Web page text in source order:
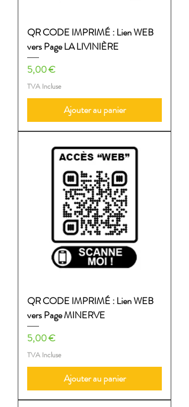
QR CODE IMPRIMÉ : Lien WEB
vers Page LA LIVINIÈRE
Prix
5,00 €
TVA Incluse
Ajouter au panier
QR CODE IMPRIMÉ : Lien WEB
vers Page MINERVE
Prix
5,00 €
TVA Incluse
Ajouter au panier